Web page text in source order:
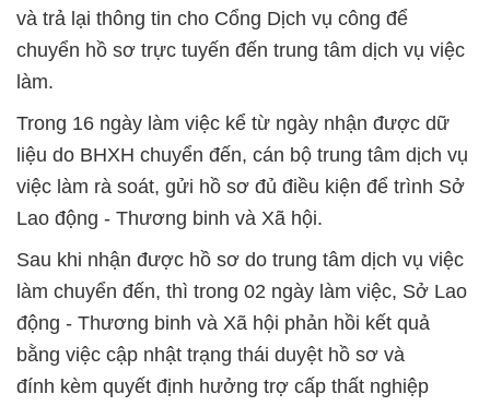
và trả lại thông tin cho Cổng Dịch vụ công để
chuyển hồ sơ trực tuyến đến trung tâm dịch vụ việc
làm.
Trong 16 ngày làm việc kể từ ngày nhận được dữ
liệu do BHXH chuyển đến, cán bộ trung tâm dịch vụ
việc làm rà soát, gửi hồ sơ đủ điều kiện để trình Sở
Lao động - Thương binh và Xã hội.
Sau khi nhận được hồ sơ do trung tâm dịch vụ việc
làm chuyển đến, thì trong 02 ngày làm việc, Sở Lao
động - Thương binh và Xã hội phản hồi kết quả
bằng việc cập nhật trạng thái duyệt hồ sơ và
đính kèm quyết định hưởng trợ cấp thất nghiệp